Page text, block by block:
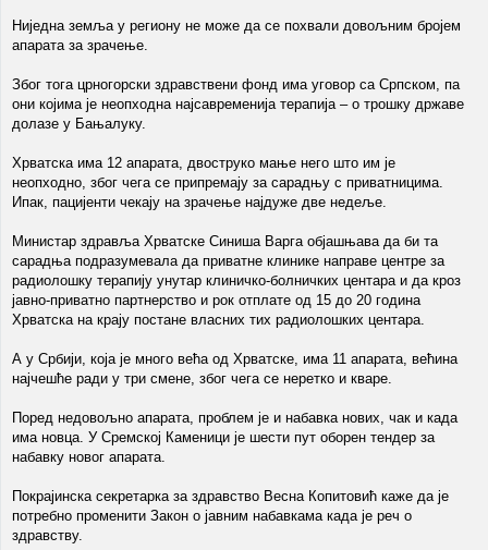
Ниједна земља у региону не може да се похвали довољним бројем
апарата за зрачење.
Због тога црногорски здравствени фонд има уговор са Српском, па
они којима је неопходна најсавременија терапија – о трошку државе
долазе у Бањалуку.
Хрватска има 12 апарата, двоструко мање него што им је
неопходно, због чега се припремају за сарадњу с приватницима.
Ипак, пацијенти чекају на зрачење најдуже две недеље.
Министар здравља Хрватске Синиша Варгa објашњава да би та
сарадња подразумевала да приватне клинике направе центре за
радиолошку терапију унутар клиничко-болничких центара и да кроз
јавно-приватно партнерство и рок отплате од 15 до 20 година
Хрватска на крају постане власних тих радиолошких центара.
А у Србији, која је много већа од Хрватске, има 11 апарата, већина
најчешће ради у три смене, због чега се неретко и кваре.
Поред недовољно апарата, проблем је и набавка нових, чак и када
има новца. У Сремској Каменици је шести пут оборен тендер за
набавку новог апарата.
Покрајинска секретарка за здравство Весна Копитовић каже да је
потребно променити Закон о јавним набавкама када је реч о
здравству.